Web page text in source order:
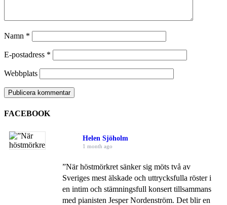
Namn *
E-postadress *
Webbplats
FACEBOOK
Helen Sjöholm
1 month ago
”När höstmörkret sänker sig möts två av
Sveriges mest älskade och uttrycksfulla röster i
en intim och stämningsfull konsert tillsammans
med pianisten Jesper Nordenström. Det blir en